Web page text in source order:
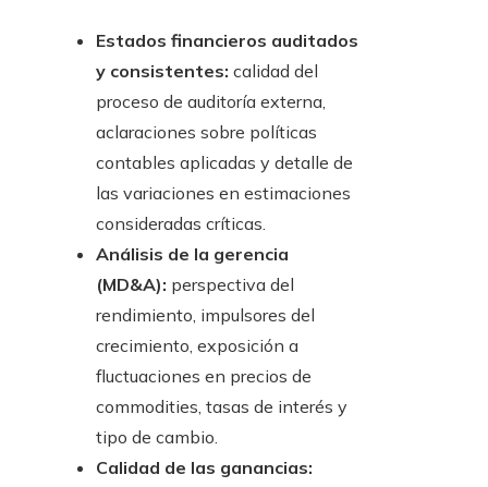
Estados financieros auditados
y consistentes: calidad del
proceso de auditoría externa,
aclaraciones sobre políticas
contables aplicadas y detalle de
las variaciones en estimaciones
consideradas críticas.
Análisis de la gerencia
(MD&A): perspectiva del
rendimiento, impulsores del
crecimiento, exposición a
fluctuaciones en precios de
commodities, tasas de interés y
tipo de cambio.
Calidad de las ganancias: